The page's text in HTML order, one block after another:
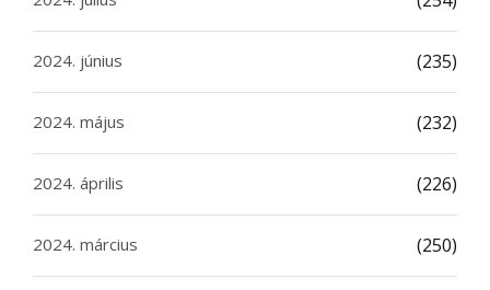
2024. június (235)
2024. május (232)
2024. április (226)
2024. március (250)